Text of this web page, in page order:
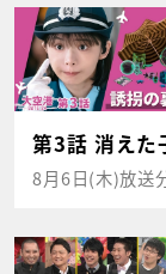
第3話 消えた
8月6日(木)放送